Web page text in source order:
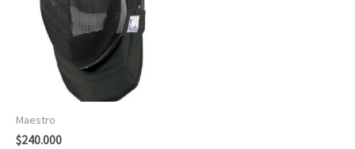
Maestro
$240.000